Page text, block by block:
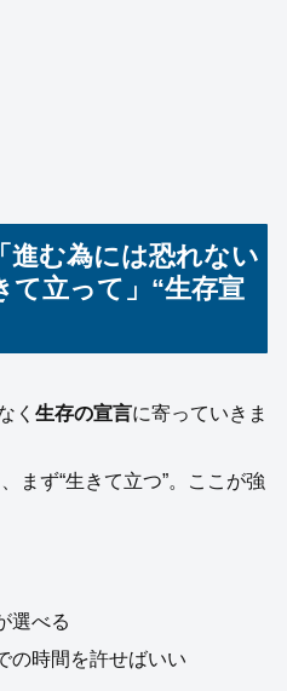
む為には恐れない
て立って」“生存宣
く 生存の宣言に寄っていきま
まず“生きて立つ”。ここが強
選べる
の時間を許せばいい